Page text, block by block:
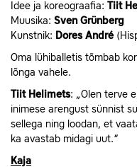
Idee ja koreograafia: Tiit
Muusika: Sven Grünberg
Kunstnik: Dores André
Oma lühiballetis tõmbab
lõnga vahele.
Tiit Helimets: „Olen terve
inimese arengust sünnist
sellega ning loodan, et
ka avastab midagi uut.“
Kaja